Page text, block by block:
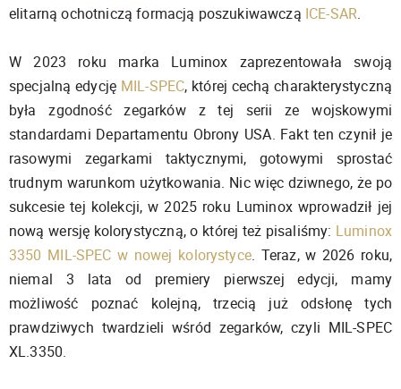
elitarną ochotniczą formacją poszukiwawczą ICE-SAR.
W 2023 roku marka Luminox zaprezentowała swoją
specjalną edycję MIL-SPEC, której cechą charakterystyczną
była zgodność zegarków z tej serii ze wojskowymi
standardami Departamentu Obrony USA. Fakt ten czynił je
rasowymi zegarkami taktycznymi, gotowymi sprostać
trudnym warunkom użytkowania. Nic więc dziwnego, że po
sukcesie tej kolekcji, w 2025 roku Luminox wprowadził jej
nową wersję kolorystyczną, o której też pisaliśmy: Luminox
3350 MIL-SPEC w nowej kolorystyce. Teraz, w 2026 roku,
niemal 3 lata od premiery pierwszej edycji, mamy
możliwość poznać kolejną, trzecią już odsłonę tych
prawdziwych twardzieli wśród zegarków, czyli MIL-SPEC
XL.3350.